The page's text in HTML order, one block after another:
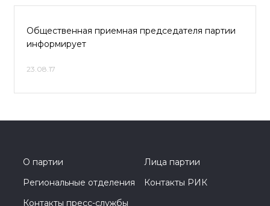
Общественная приемная председателя партии
информирует
23.08.17
О партии
Лица партии
Региональные отделения
Контакты РИК
Контакты пресс-службы